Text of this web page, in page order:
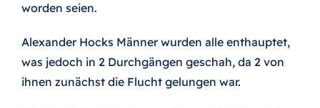
worden seien.
Alexander Hocks Männer wurden alle enthauptet,
was jedoch in 2 Durchgängen geschah, da 2 von
ihnen zunächst die Flucht gelungen war.